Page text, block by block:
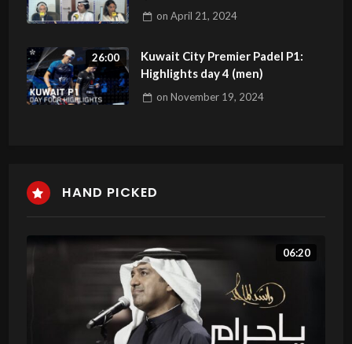
on April 21, 2024
26:00
Kuwait City Premier Padel P1:
Highlights day 4 (men)
on November 19, 2024
HAND PICKED
06:20